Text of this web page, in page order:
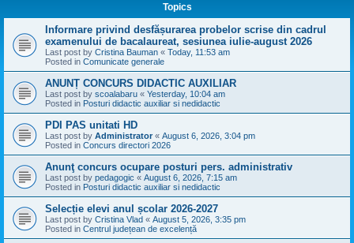
Topics
Informare privind desfășurarea probelor scrise din cadrul
examenului de bacalaureat, sesiunea iulie-august 2026
Last post by Cristina Bauman « Today, 11:53 am
Posted in Comunicate generale
ANUNȚ CONCURS DIDACTIC AUXILIAR
Last post by scoalabaru « Yesterday, 10:04 am
Posted in Posturi didactic auxiliar si nedidactic
PDI PAS unitati HD
Last post by Administrator « August 6, 2026, 3:04 pm
Posted in Concurs directori 2026
Anunţ concurs ocupare posturi pers. administrativ
Last post by pedagogic « August 6, 2026, 7:15 am
Posted in Posturi didactic auxiliar si nedidactic
Selecție elevi anul școlar 2026-2027
Last post by Cristina Vlad « August 5, 2026, 3:35 pm
Posted in Centrul județean de excelență